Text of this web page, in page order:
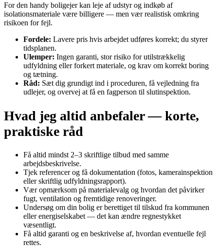
For den handy boligejer kan leje af udstyr og indkøb af
isolationsmateriale være billigere — men vær realistisk omkring
risikoen for fejl.
Fordele: Lavere pris hvis arbejdet udføres korrekt; du styrer
tidsplanen.
Ulemper: Ingen garanti, stor risiko for utilstrækkelig
udfyldning eller forkert materiale, og krav om korrekt boring
og tætning.
Råd: Sæt dig grundigt ind i proceduren, få vejledning fra
udlejer, og overvej at få en fagperson til slutinspektion.
Hvad jeg altid anbefaler — korte,
praktiske råd
Få altid mindst 2–3 skriftlige tilbud med samme
arbejdsbeskrivelse.
Tjek referencer og få dokumentation (fotos, kamerainspektion
eller skriftlig udfyldningsrapport).
Vær opmærksom på materialevalg og hvordan det påvirker
fugt, ventilation og fremtidige renoveringer.
Undersøg om din bolig er berettiget til tilskud fra kommunen
eller energiselskabet — det kan ændre regnestykket
væsentligt.
Få altid garanti og en beskrivelse af, hvordan eventuelle fejl
rettes.